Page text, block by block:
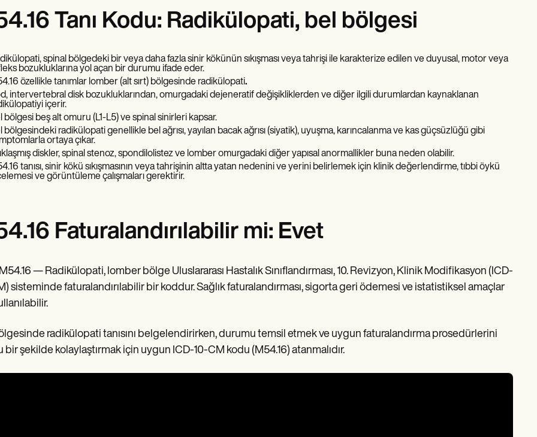
Tanı Kodu: Radikülopati, bel bölgesi
spinal bölgedeki bir veya daha fazla sinir kökünün sıkışması veya tahrişi ile karakterize edilen ve duyusal, motor veya
bozukluklarına yol açan bir durumu ifade eder.
özellikle tanımlar lomber (alt sırt) bölgesinde radikülopati.
intervertebral disk bozukluklarından, omurgadaki dejeneratif değişikliklerden ve diğer ilgili durumlardan kaynaklanan
içerir.
bölgesi beş alt omuru (L1-L5) ve spinal sinirleri kapsar.
bölgesindeki radikülopati genellikle bel ağrısı, yayılan bacak ağrısı (siyatik), uyuşma, karıncalanma ve kas güçsüzlüğü gibi
ortaya çıkar.
diskler, spinal stenoz, spondilolistez ve lomber omurgadaki diğer yapısal anormallikler buna neden olabilir.
tanısı, sinir kökü sıkışmasının veya tahrişinin altta yatan nedenini ve yerini belirlemek için klinik değerlendirme, tıbbi öykü
ve görüntüleme çalışmaları gerektirir.
Faturalandırılabilir mi: Evet
— Radikülopati, lomber bölge Uluslararası Hastalık Sınıflandırması, 10. Revizyon, Klinik Modifikasyon (ICD-
sisteminde faturalandırılabilir bir koddur. Sağlık faturalandırması, sigorta geri ödemesi ve istatistiksel amaçlar
radikülopati tanısını belgelendirirken, durumu temsil etmek ve uygun faturalandırma prosedürlerini
bir şekilde kolaylaştırmak için uygun ICD-10-CM kodu (M54.16) atanmalıdır.